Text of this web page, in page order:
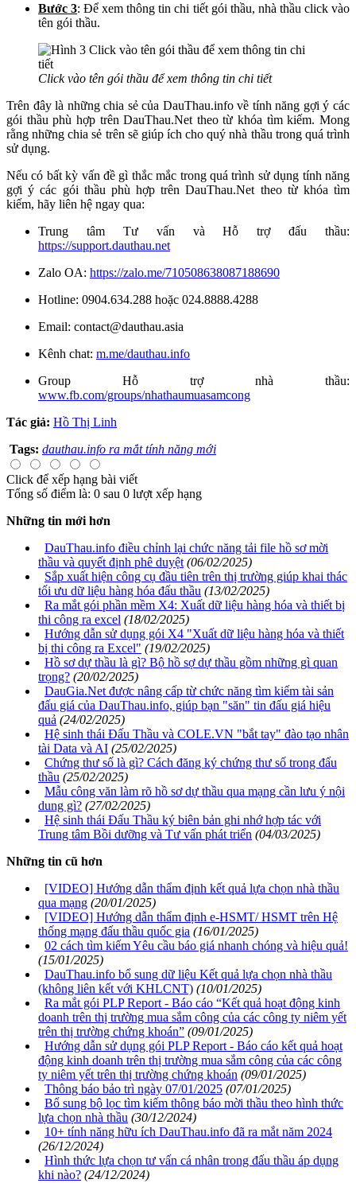
Bước 3: Để xem thông tin chi tiết gói thầu, nhà thầu click vào
tên gói thầu.
Click vào tên gói thầu để xem thông tin chi tiết
Trên đây là những chia sẻ của DauThau.info về tính năng gợi ý các
gói thầu phù hợp trên DauThau.Net theo từ khóa tìm kiếm. Mong
rằng những chia sẻ trên sẽ giúp ích cho quý nhà thầu trong quá trình
sử dụng.
Nếu có bất kỳ vấn đề gì thắc mắc trong quá trình sử dụng tính năng
gợi ý các gói thầu phù hợp trên DauThau.Net theo từ khóa tìm
kiếm, hãy liên hệ ngay qua:
Trung tâm Tư vấn và Hỗ trợ đấu thầu:
https://support.dauthau.net
Zalo OA: https://zalo.me/710508638087188690
Hotline: 0904.634.288 hoặc 024.8888.4288
Email: contact@dauthau.asia
Kênh chat: m.me/dauthau.info
Group Hỗ trợ nhà thầu:
www.fb.com/groups/nhathaumuasamcong
Tác giả: Hồ Thị Linh
Tags: dauthau.info ra mắt tính năng mới
Click để xếp hạng bài viết
Tổng số điểm là: 0 sau 0 lượt xếp hạng
Những tin mới hơn
DauThau.info điều chỉnh lại chức năng tải file hồ sơ mời
thầu và quyết định phê duyệt (06/02/2025)
Sắp xuất hiện công cụ đầu tiên trên thị trường giúp khai thác
tối ưu dữ liệu hàng hóa đấu thầu (13/02/2025)
Ra mắt gói phần mềm X4: Xuất dữ liệu hàng hóa và thiết bị
thi công ra excel (18/02/2025)
Hướng dẫn sử dụng gói X4 "Xuất dữ liệu hàng hóa và thiết
bị thi công ra Excel" (19/02/2025)
Hồ sơ dự thầu là gì? Bộ hồ sợ dự thầu gồm những gì quan
trọng? (20/02/2025)
DauGia.Net được nâng cấp từ chức năng tìm kiếm tài sản
đấu giá của DauThau.info, giúp bạn "săn" tin đấu giá hiệu
quả (24/02/2025)
Hệ sinh thái Đấu Thầu và COLE.VN "bắt tay" đào tạo nhân
tài Data và AI (25/02/2025)
Chứng thư số là gì? Cách đăng ký chứng thư số trong đấu
thầu (25/02/2025)
Mẫu công văn làm rõ hồ sơ dự thầu qua mạng cần lưu ý nội
dung gì? (27/02/2025)
Hệ sinh thái Đấu Thầu ký biên bản ghi nhớ hợp tác với
Trung tâm Bồi dưỡng và Tư vấn phát triển (04/03/2025)
Những tin cũ hơn
[VIDEO] Hướng dẫn thẩm định kết quả lựa chọn nhà thầu
qua mạng (20/01/2025)
[VIDEO] Hướng dẫn thẩm định e-HSMT/ HSMT trên Hệ
thống mạng đấu thầu quốc gia (16/01/2025)
02 cách tìm kiếm Yêu cầu báo giá nhanh chóng và hiệu quả!
(15/01/2025)
DauThau.info bổ sung dữ liệu Kết quả lựa chọn nhà thầu
(không liên kết với KHLCNT) (10/01/2025)
Ra mắt gói PLP Report - Báo cáo “Kết quả hoạt động kinh
doanh trên thị trường mua sắm công của các công ty niêm yết
trên thị trường chứng khoán” (09/01/2025)
Hướng dẫn sử dụng gói PLP Report - Báo cáo kết quả hoạt
động kinh doanh trên thị trường mua sắm công của các công
ty niêm yết trên thị trường chứng khoán (09/01/2025)
Thông báo bảo trì ngày 07/01/2025 (07/01/2025)
Bổ sung bộ lọc tìm kiếm thông báo mời thầu theo hình thức
lựa chọn nhà thầu (30/12/2024)
10+ tính năng hữu ích DauThau.info đã ra mắt năm 2024
(26/12/2024)
Hình thức lựa chọn tư vấn cá nhân trong đấu thầu áp dụng
khi nào? (24/12/2024)